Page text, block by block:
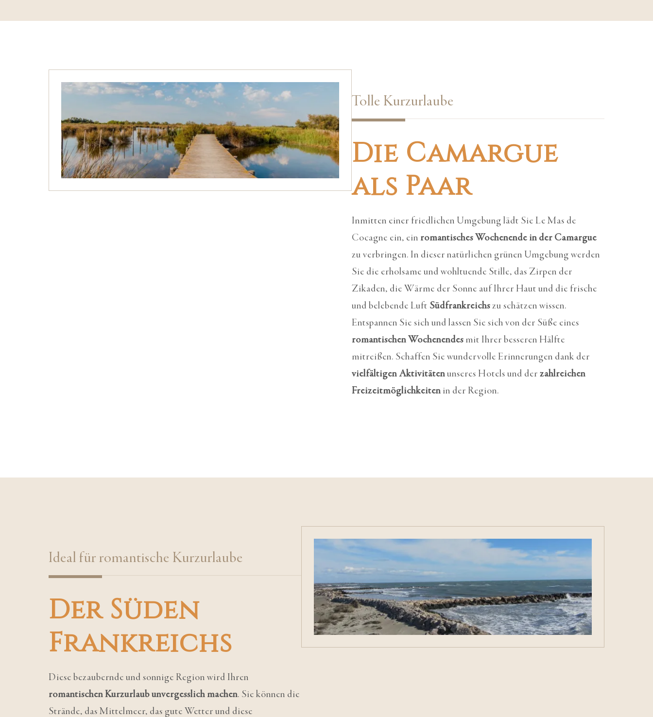
Tolle Kurzurlaube
Die Camargue
als Paar
Inmitten einer friedlichen Umgebung lädt Sie Le Mas de
Cocagne ein, ein romantisches Wochenende in der Camargue
zu verbringen. In dieser natürlichen grünen Umgebung werden
Sie die erholsame und wohltuende Stille, das Zirpen der
Zikaden, die Wärme der Sonne auf Ihrer Haut und die frische
und belebende Luft Südfrankreichszu schätzen wissen.
Entspannen Sie sich und lassen Sie sich von der Süße eines
romantischen Wochenendes mit Ihrer besseren Hälfte
mitreißen. Schaffen Sie wundervolle Erinnerungen dank der
vielfältigen Aktivitätenunseres Hotels und der zahlreichen
Freizeitmöglichkeiten in der Region.
Ideal für romantische Kurzurlaube
Der Süden
Frankreichs
Diese bezaubernde und sonnige Region wird Ihren
romantischen Kurzurlaub unvergesslich machen. Sie können die
Strände, das Mittelmeer, das gute Wetter und diese